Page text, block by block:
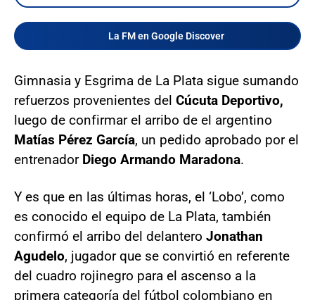
La FM en Google Discover
Gimnasia y Esgrima de La Plata sigue sumando
refuerzos provenientes del Cúcuta Deportivo,
luego de confirmar el arribo de el argentino
Matías Pérez García, un pedido aprobado por el
entrenador Diego Armando Maradona.
Y es que en las últimas horas, el ‘Lobo’, como
es conocido el equipo de La Plata, también
confirmó el arribo del delantero Jonathan
Agudelo, jugador que se convirtió en referente
del cuadro rojinegro para el ascenso a la
primera categoría del fútbol colombiano en